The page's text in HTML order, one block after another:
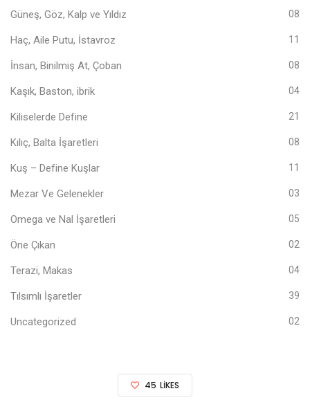
Güneş, Göz, Kalp ve Yıldız 08
Haç, Aile Putu, İstavroz 11
İnsan, Binilmiş At, Çoban 08
Kaşık, Baston, ibrik 04
Kiliselerde Define 21
Kılıç, Balta İşaretleri 08
Kuş – Define Kuşlar 11
Mezar Ve Gelenekler 03
Omega ve Nal İşaretleri 05
Öne Çıkan 02
Terazi, Makas 04
Tılsımlı İşaretler 39
Uncategorized 02
45 LIKES